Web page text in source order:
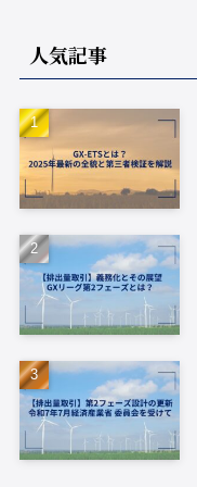
人気記事